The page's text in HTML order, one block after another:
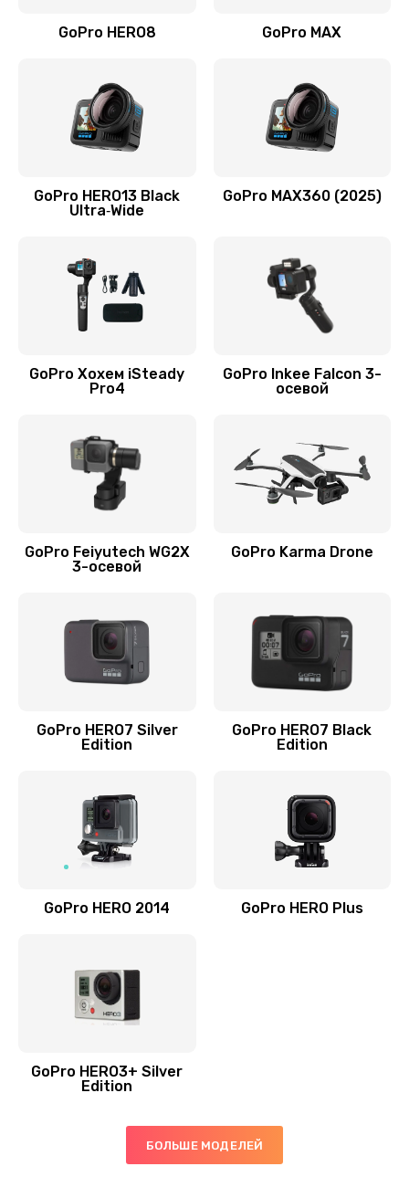
GoPro HERO8 GoPro MAX
GoPro HERO13 Black
Ultra‑Wide
GoPro MAX360 (2025)
GoPro Хохем iSteady
Pro4
GoPro Inkee Falcon 3-
осевой
GoPro Feiyutech WG2X
3-осевой
GoPro Karma Drone
GoPro HERO7 Silver
Edition
GoPro HERO7 Black
Edition
GoPro HERO 2014 GoPro HERO Plus
GoPro HERO3+ Silver
Edition
БОЛЬШЕ МОДЕЛЕЙ